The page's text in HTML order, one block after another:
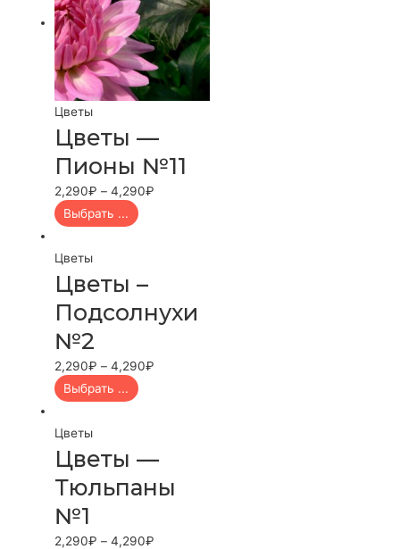
Цветы
Цветы —
Пионы №11
2,290₽ –4,290₽
Выбрать ...
Цветы
Цветы –
Подсолнухи
№2
2,290₽ –4,290₽
Выбрать ...
Цветы
Цветы —
Тюльпаны
№1
2,290₽ –4,290₽